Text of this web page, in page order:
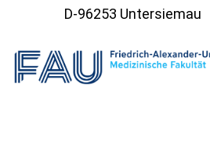
D-96253 Untersiemau